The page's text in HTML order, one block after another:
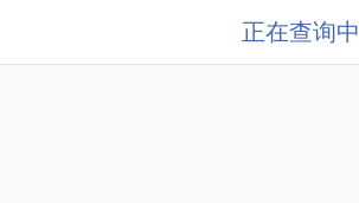
正在查询中